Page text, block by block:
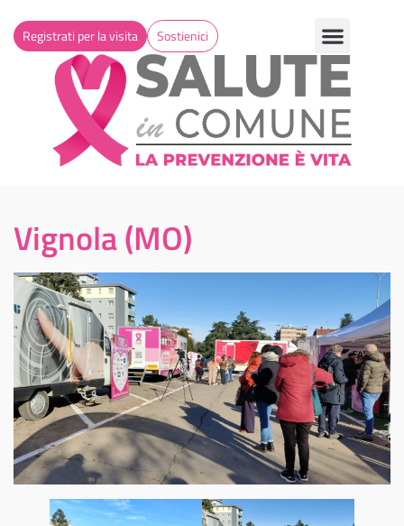
Registrati per la visita Sostienici
Vignola (MO)